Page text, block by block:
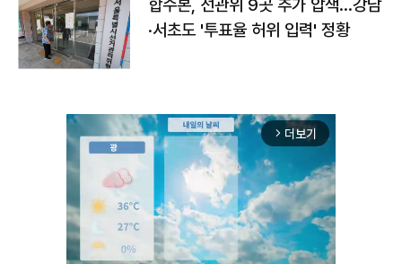
합수본, 선관위 9곳 추가 압색…강남
·서초도 '투표율 허위 입력' 정황
arrow_forward_ios 더보기